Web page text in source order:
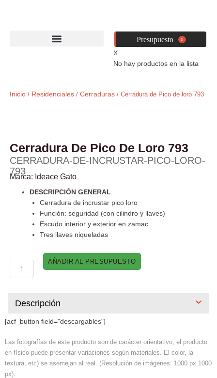
0
X
No hay productos en la lista
Inicio / Residenciales / Cerraduras / Cerradura de Pico de loro 793
Cerradura De Pico De Loro 793
CERRADURA-DE-INCRUSTAR-PICO-LORO-
793
Marca: Ideace Gato
DESCRIPCIÓN GENERAL
Cerradura de incrustar pico loro
Función: seguridad (con cilindro y llaves)
Escudo interior y exterior en zamac
Tres llaves niqueladas
Pico
793
cantidad
AÑADIR AL PRESUPUESTO
Descripción
[acf_button field="descargables"]
Las fotografías de este producto son de carácter orientativo, el producto
en físico puede presentar variaciones según materiales. El color, la
textura, etc) se asemejan al real. (Resolución de imágenes: 1000 px 1000
px).